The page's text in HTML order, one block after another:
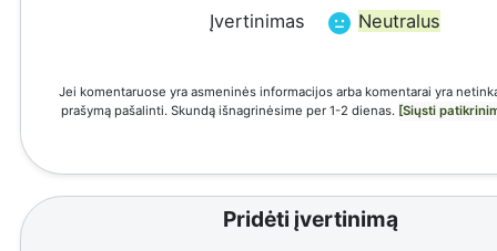
Įvertinimas
Neutralus
Jei komentaruose yra asmeninės informacijos arba komentarai yra
prašymą pašalinti. Skundą išnagrinėsime per 1-2 dienas. [Siųsti
Pridėti įvertinimą